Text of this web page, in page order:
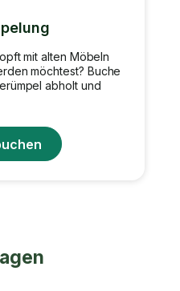
mit alten Möbeln
möchtest? Buche
abholt und